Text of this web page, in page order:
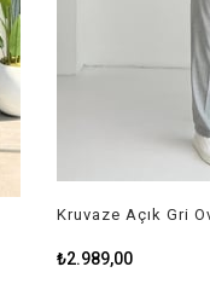
Kruvaze Açık Gri
₺2.989,00